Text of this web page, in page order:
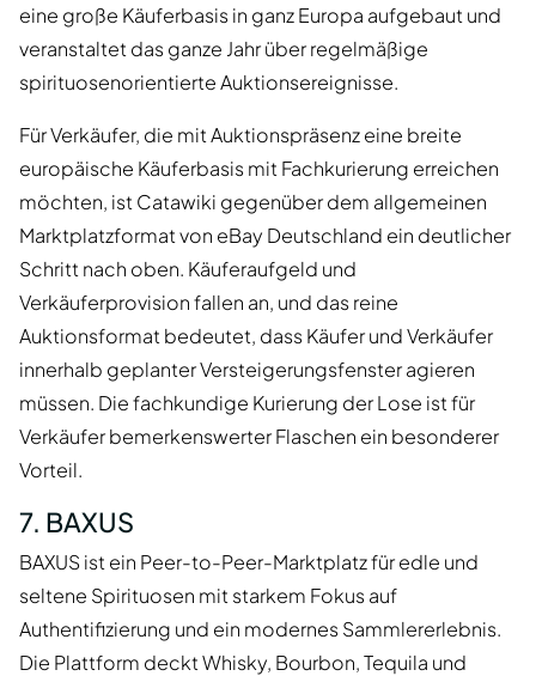
eine große Käuferbasis in ganz Europa aufgebaut und
veranstaltet das ganze Jahr über regelmäßige
spirituosenorientierte Auktionsereignisse.
Für Verkäufer, die mit Auktionspräsenz eine breite
europäische Käuferbasis mit Fachkurierung erreichen
möchten, ist Catawiki gegenüber dem allgemeinen
Marktplatzformat von eBay Deutschland ein deutlicher
Schritt nach oben. Käuferaufgeld und
Verkäuferprovision fallen an, und das reine
Auktionsformat bedeutet, dass Käufer und Verkäufer
innerhalb geplanter Versteigerungsfenster agieren
müssen. Die fachkundige Kurierung der Lose ist für
Verkäufer bemerkenswerter Flaschen ein besonderer
Vorteil.
7. BAXUS
BAXUS ist ein Peer-to-Peer-Marktplatz für edle und
seltene Spirituosen mit starkem Fokus auf
Authentifizierung und ein modernes Sammlererlebnis.
Die Plattform deckt Whisky, Bourbon, Tequila und